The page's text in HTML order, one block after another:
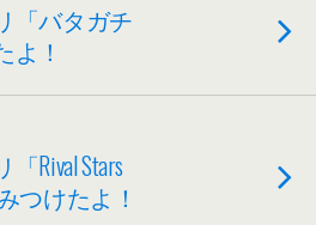
「バタガチ
よ！
Rival Stars
みつけたよ！